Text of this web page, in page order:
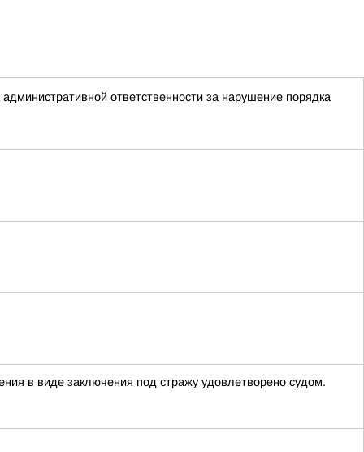
ответственности за нарушение порядка
в виде заключения под стражу удовлетворено судом.